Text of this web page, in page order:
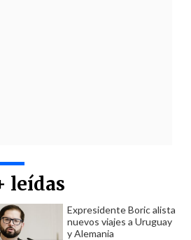
leídas
Expresidente Boric alista
nuevos viajes a Uruguay
y Alemania